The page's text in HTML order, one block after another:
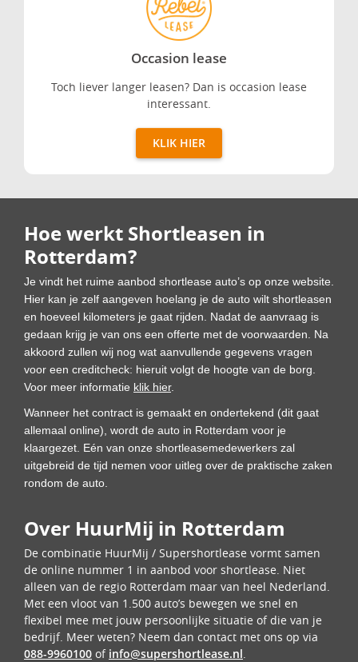
Occasion lease
Toch liever langer leasen? Dan is occasion lease
interessant.
KLIK HIER
Hoe werkt Shortleasen in
Rotterdam?
Je vindt het ruime aanbod shortlease auto’s op onze website.
Hier kan je zelf aangeven hoelang je de auto wilt shortleasen
en hoeveel kilometers je gaat rijden. Nadat de aanvraag is
gedaan krijg je van ons een offerte met de voorwaarden. Na
akkoord zullen wij nog wat aanvullende gegevens vragen
voor een creditcheck: hieruit volgt de hoogte van de borg.
Voor meer informatie klik hier.
Wanneer het contract is gemaakt en ondertekend (dit gaat
allemaal online), wordt de auto in Rotterdam voor je
klaargezet. Eén van onze shortleasemedewerkers zal
uitgebreid de tijd nemen voor uitleg over de praktische zaken
rondom de auto.
Over HuurMij in Rotterdam
De combinatie HuurMij / Supershortlease vormt samen
de online nummer 1 in aanbod voor shortlease. Niet
alleen van de regio Rotterdam maar van heel Nederland.
Met een vloot van 1.500 auto’s bewegen we snel en
flexibel mee met jouw persoonlijke situatie of die van je
bedrijf. Meer weten? Neem dan contact met ons op via
088-9960100 of info@supershortlease.nl.